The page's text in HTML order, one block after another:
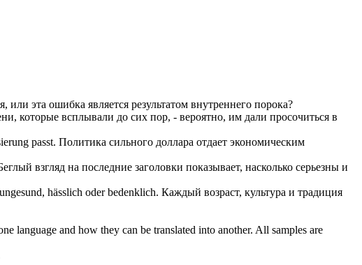
эта ошибка является результатом внутреннего порока?
которые всплывали до сих пор, - вероятно, им дали просочиться в
passt. Политика сильного доллара отдает экономическим
взгляд на последние заголовки показывает, насколько серьезны и
hässlich oderbedenklich. Каждый возраст, культура и традиция
language and how they can be translated into another. All samples are